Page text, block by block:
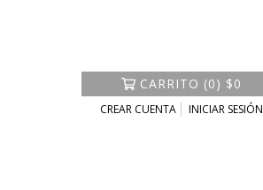
CARRITO (0) $0
CREAR CUENTA INICIAR SESIÓN